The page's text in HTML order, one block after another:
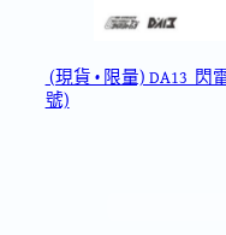
(現貨 • 限量) DA13_
號)